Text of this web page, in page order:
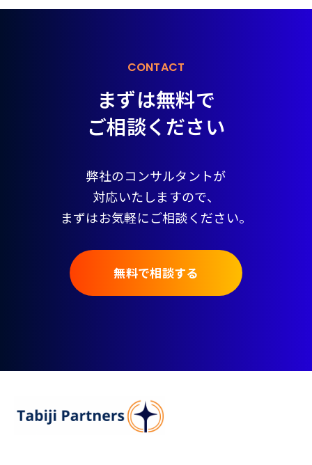
CONTACT
まずは無料で
ご相談ください
弊社のコンサルタントが
対応いたしますので、
まずはお気軽にご相談ください。
無料で相談する